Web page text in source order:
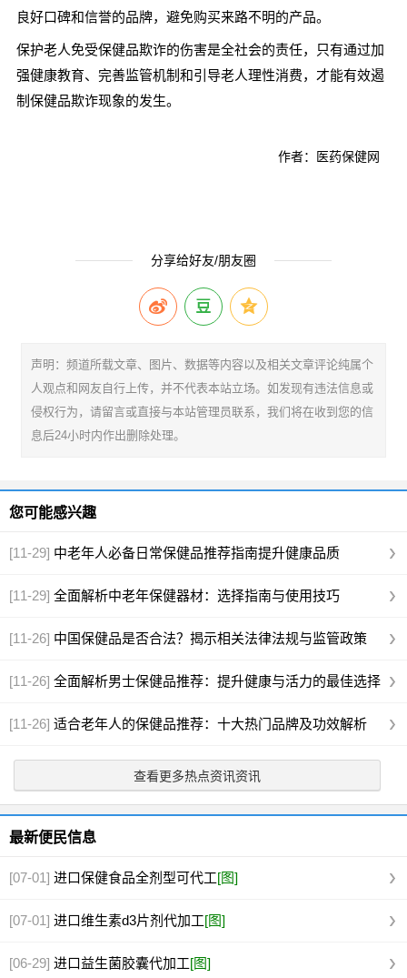
良好口碑和信誉的品牌，避免购买来路不明的产品。
保护老人免受保健品欺诈的伤害是全社会的责任，只有通过加
强健康教育、完善监管机制和引导老人理性消费，才能有效遏
制保健品欺诈现象的发生。
作者：医药保健网
分享给好友/朋友圈
声明：频道所载文章、图片、数据等内容以及相关文章评论纯属个
人观点和网友自行上传，并不代表本站立场。如发现有违法信息或
侵权行为，请留言或直接与本站管理员联系，我们将在收到您的信
息后24小时内作出删除处理。
您可能感兴趣
[11-29] 中老年人必备日常保健品推荐指南提升健康品质
[11-29] 全面解析中老年保健器材：选择指南与使用技巧
[11-26] 中国保健品是否合法？揭示相关法律法规与监管政策
[11-26] 全面解析男士保健品推荐：提升健康与活力的最佳选择
[11-26] 适合老年人的保健品推荐：十大热门品牌及功效解析
查看更多热点资讯资讯
最新便民信息
[07-01] 进口保健食品全剂型可代工[图]
[07-01] 进口维生素d3片剂代加工[图]
[06-29] 进口益生菌胶囊代加工[图]